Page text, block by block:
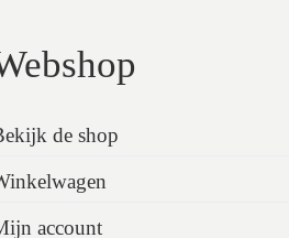
de shop
account